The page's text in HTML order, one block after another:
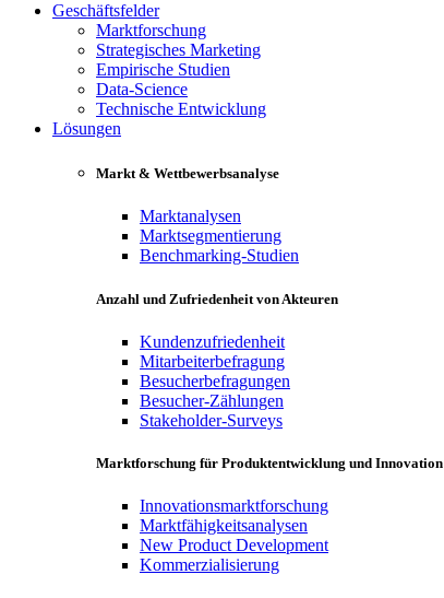
Geschäftsfelder
Marktforschung
Strategisches Marketing
Empirische Studien
Data-Science
Technische Entwicklung
Lösungen
Markt & Wettbewerbsanalyse
Marktanalysen
Marktsegmentierung
Benchmarking-Studien
Anzahl und Zufriedenheit von Akteuren
Kundenzufriedenheit
Mitarbeiterbefragung
Besucherbefragungen
Besucher-Zählungen
Stakeholder-Surveys
Marktforschung für Produktentwicklung und Innovation
Innovationsmarktforschung
Marktfähigkeitsanalysen
New Product Development
Kommerzialisierung